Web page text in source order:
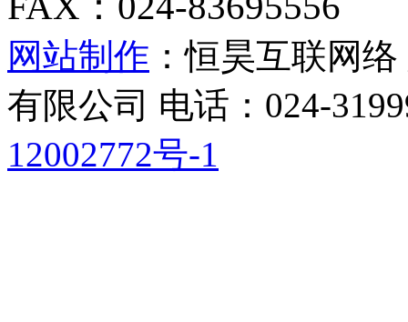
FAX：024-83695556
网站制作 ：恒昊互联网络
有限公司 电话：024-
12002772号-1